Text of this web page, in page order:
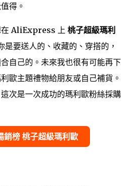
得。
在 AliExpress 上 桃子超級瑪利
是要送人的、收藏的、穿搭的，
自己的。未來我也很有可能再下
歐主題禮物給朋友或自己補貨。
次是一次成功的瑪利歐粉絲採購
銷榜 桃子超級瑪利歐